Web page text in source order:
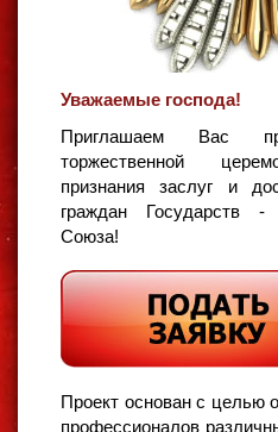
Уважаемые господа!
Приглашаем Вас
торжественной
признания заслуг и
граждан Государств -
Союза!
Проект основан с целью
профессионалов